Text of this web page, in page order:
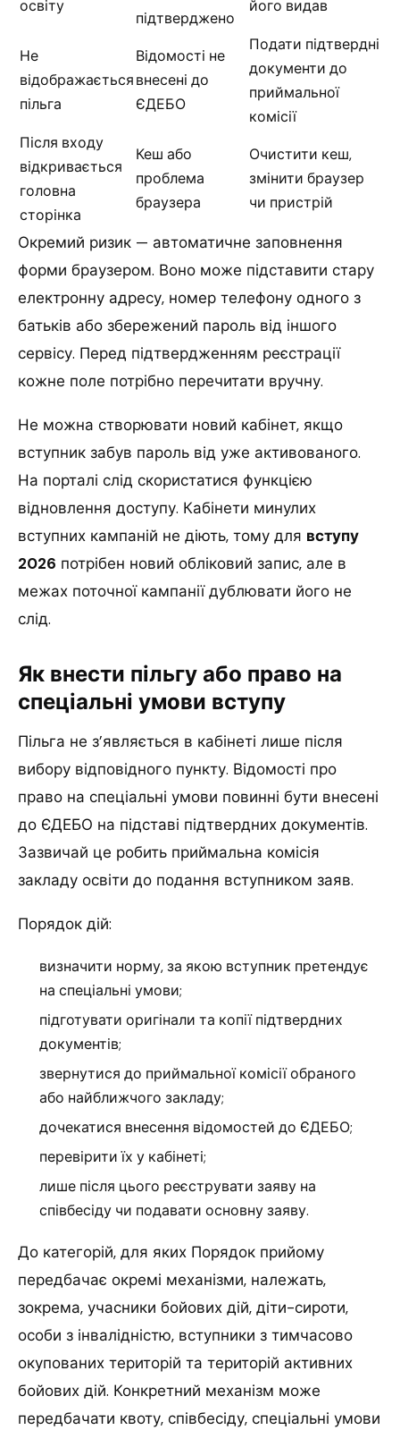
освіту
підтверджено
його видав
Не
відображається
пільга
Відомості не
внесені до
ЄДЕБО
Подати підтвердні
документи до
приймальної
комісії
Після входу
відкривається
головна
сторінка
Кеш або
проблема
браузера
Очистити кеш,
змінити браузер
чи пристрій
Окремий ризик — автоматичне заповнення
форми браузером. Воно може підставити стару
електронну адресу, номер телефону одного з
батьків або збережений пароль від іншого
сервісу. Перед підтвердженням реєстрації
кожне поле потрібно перечитати вручну.
Не можна створювати новий кабінет, якщо
вступник забув пароль від уже активованого.
На порталі слід скористатися функцією
відновлення доступу. Кабінети минулих
вступних кампаній не діють, тому для вступу
2026 потрібен новий обліковий запис, але в
межах поточної кампанії дублювати його не
слід.
Як внести пільгу або право на
спеціальні умови вступу
Пільга не з’являється в кабінеті лише після
вибору відповідного пункту. Відомості про
право на спеціальні умови повинні бути внесені
до ЄДЕБО на підставі підтвердних документів.
Зазвичай це робить приймальна комісія
закладу освіти до подання вступником заяв.
Порядок дій:
визначити норму, за якою вступник претендує
на спеціальні умови;
підготувати оригінали та копії підтвердних
документів;
звернутися до приймальної комісії обраного
або найближчого закладу;
дочекатися внесення відомостей до ЄДЕБО;
перевірити їх у кабінеті;
лише після цього реєструвати заяву на
співбесіду чи подавати основну заяву.
До категорій, для яких Порядок прийому
передбачає окремі механізми, належать,
зокрема, учасники бойових дій, діти-сироти,
особи з інвалідністю, вступники з тимчасово
окупованих територій та територій активних
бойових дій. Конкретний механізм може
передбачати квоту, співбесіду, спеціальні умови